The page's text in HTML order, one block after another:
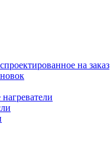
на заказ